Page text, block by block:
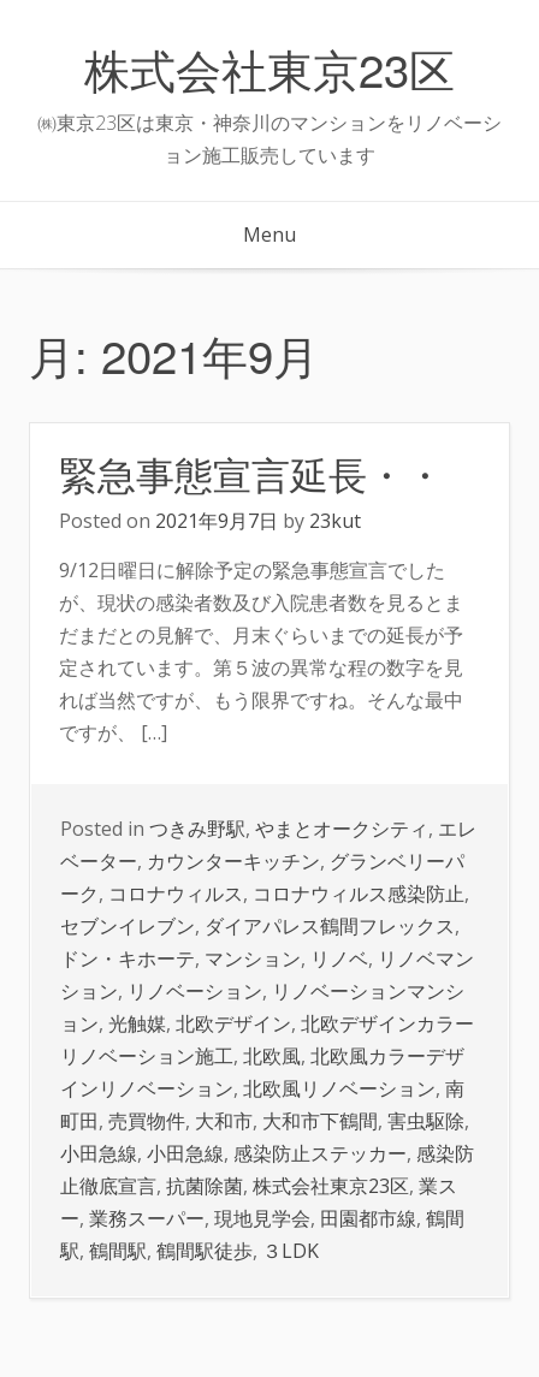
株式会社東京23区
㈱東京23区は東京・神奈川のマンションをリノベーシ
ョン施工販売しています
Menu
月: 2021年9月
緊急事態宣言延長・・
Posted on 2021年9月7日 by 23kut
9/12日曜日に解除予定の緊急事態宣言でした
が、現状の感染者数及び入院患者数を見るとま
だまだとの見解で、月末ぐらいまでの延長が予
定されています。第５波の異常な程の数字を見
れば当然ですが、もう限界ですね。そんな最中
ですが、 […]
Posted in つきみ野駅, やまとオークシティ, エレ
ベーター, カウンターキッチン, グランベリーパ
ーク, コロナウィルス, コロナウィルス感染防止,
セブンイレブン, ダイアパレス鶴間フレックス,
ドン・キホーテ, マンション, リノベ, リノベマン
ション, リノベーション, リノベーションマンシ
ョン, 光触媒, 北欧デザイン, 北欧デザインカラー
リノベーション施工, 北欧風, 北欧風カラーデザ
インリノベーション, 北欧風リノベーション, 南
町田, 売買物件, 大和市, 大和市下鶴間, 害虫駆除,
小田急線, 小田急線, 感染防止ステッカー, 感染防
止徹底宣言, 抗菌除菌, 株式会社東京23区, 業ス
ー, 業務スーパー, 現地見学会, 田園都市線, 鶴間
駅, 鶴間駅, 鶴間駅徒歩, ３LDK